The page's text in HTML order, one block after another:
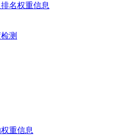
名权重信息
测
重信息